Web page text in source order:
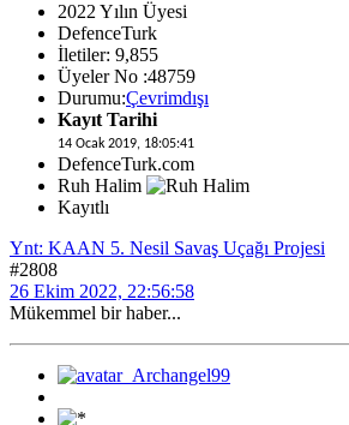
2022 Yılın Üyesi
DefenceTurk
İletiler: 9,855
Üyeler No :48759
Durumu:Çevrimdışı
Kayıt Tarihi
14 Ocak 2019, 18:05:41
DefenceTurk.com
Ruh Halim
Kayıtlı
Ynt: KAAN 5. Nesil Savaş Uçağı Projesi
#2808
26 Ekim 2022, 22:56:58
Mükemmel bir haber...